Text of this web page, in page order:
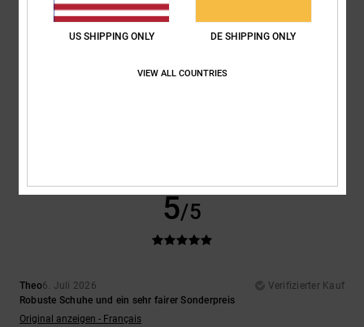
5/5
Theo6. Juli 2026
Verifizierter Kauf
Robuste Schuhe und ein sehr fairer Sonderpreis
Original anzeigen - Français
US SHIPPING ONLY DE SHIPPING ONLY
VIEW ALL COUNTRIES